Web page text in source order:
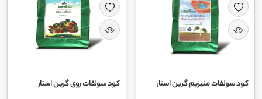
کود سولفات منیزیم گرین استار کود سولفات روی گرین استار